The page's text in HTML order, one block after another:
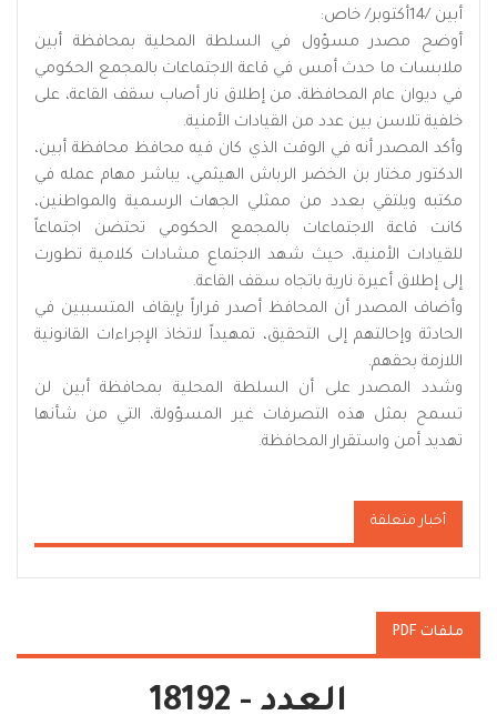
أبين /14أكتوبر/ خاص:
أوضح مصدر مسؤول في السلطة المحلية بمحافظة أبين
ملابسات ما حدث أمس في قاعة الاجتماعات بالمجمع الحكومي
في ديوان عام المحافظة، من إطلاق نار أصاب سقف القاعة، على
خلفية تلاسن بين عدد من القيادات الأمنية.
وأكد المصدر أنه في الوقت الذي كان فيه محافظ محافظة أبين،
الدكتور مختار بن الخضر الرباش الهيثمي، يباشر مهام عمله في
مكتبه ويلتقي بعدد من ممثلي الجهات الرسمية والمواطنين،
كانت قاعة الاجتماعات بالمجمع الحكومي تحتضن اجتماعاً
للقيادات الأمنية، حيث شهد الاجتماع مشادات كلامية تطورت
إلى إطلاق أعيرة نارية باتجاه سقف القاعة.
وأضاف المصدر أن المحافظ أصدر قراراً بإيقاف المتسببين في
الحادثة وإحالتهم إلى التحقيق، تمهيداً لاتخاذ الإجراءات القانونية
اللازمة بحقهم.
وشدد المصدر على أن السلطة المحلية بمحافظة أبين لن
تسمح بمثل هذه التصرفات غير المسؤولة، التي من شأنها
تهديد أمن واستقرار المحافظة.
أخبار متعلقة
ملفات PDF
العدد - 18192